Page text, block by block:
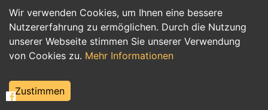
Wir verwenden Cookies, um Ihnen eine bessere
Nutzererfahrung zu ermöglichen. Durch die Nutzung
unserer Webseite stimmen Sie unserer Verwendung
von Cookies zu. Mehr Informationen
Zustimmen
Hilfskräfte, Aushilfs- und Nebenjobs
Einkauf, Logistik, Materialwirtschaft
Weiterbildung, Studium, duale Ausbildung
Tourismus